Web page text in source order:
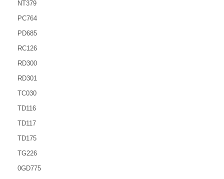
NT379
PC764
PD685
RC126
RD300
RD301
TC030
TD116
TD117
TD175
TG226
0GD775